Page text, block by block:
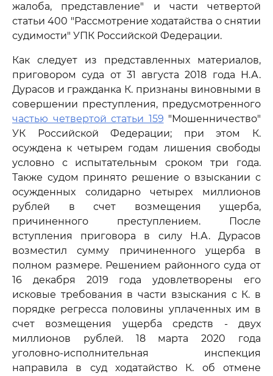
жалоба, представление" и части четвертой
статьи 400 "Рассмотрение ходатайства о снятии
судимости" УПК Российской Федерации.
Как следует из представленных материалов,
приговором суда от 31 августа 2018 года Н.А.
Дурасов и гражданка К. признаны виновными в
совершении преступления, предусмотренного
частью четвертой статьи 159 "Мошенничество"
УК Российской Федерации; при этом К.
осуждена к четырем годам лишения свободы
условно с испытательным сроком три года.
Также судом принято решение о взыскании с
осужденных солидарно четырех миллионов
рублей в счет возмещения ущерба,
причиненного преступлением. После
вступления приговора в силу Н.А. Дурасов
возместил сумму причиненного ущерба в
полном размере. Решением районного суда от
16 декабря 2019 года удовлетворены его
исковые требования в части взыскания с К. в
порядке регресса половины уплаченных им в
счет возмещения ущерба средств - двух
миллионов рублей. 18 марта 2020 года
уголовно-исполнительная инспекция
направила в суд ходатайство К. об отмене